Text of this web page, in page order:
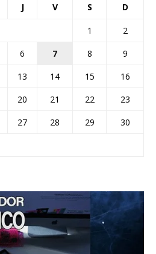
J V S D
1
2
6 7 8
9
13 14 15
16
20 21 22
23
27 28 29
30